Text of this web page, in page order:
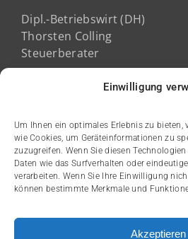
Einwilligung
Um Ihnen ein optimales Erlebnis zu bieten,
wie Cookies, um Geräteinformationen zu
zuzugreifen. Wenn Sie diesen
Daten wie das Surfverhalten oder
verarbeiten. Wenn Sie Ihre Einwilligung
können bestimmte Merkmale und
Akzeptieren
Dipl.-Betriebswirt (DH)
Thorsten Colling
Steuerberater
Fichtestraße 2a
Kanzleizeiten:
Montag bis Donnerstag: